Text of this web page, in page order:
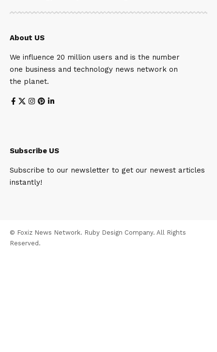
About US
We influence 20 million users and is the number
one business and technology news network on
the planet.
Subscribe US
Subscribe to our newsletter to get our newest articles
instantly!
© Foxiz News Network. Ruby Design Company. All Rights
Reserved.